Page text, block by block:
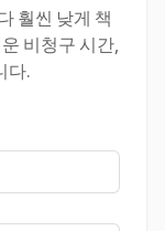
훨씬 낮게 책
비청구 시간,
다.